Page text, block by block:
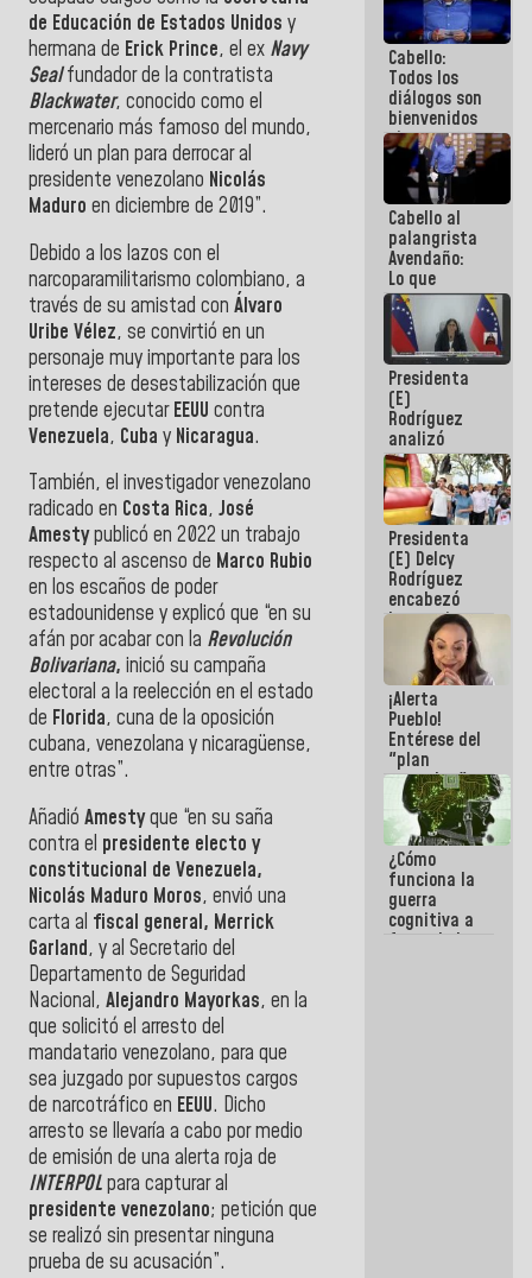
de Educación de Estados Unidos y
hermana de Erick Prince, el ex Navy
Sealfundador de la contratista
Blackwater, conocido como el
mercenario más famoso del mundo,
lideró un plan para derrocar al
presidente venezolano Nicolás
Maduro en diciembre de 2019”.
Debido a los lazos con el
narcoparamilitarismo colombiano, a
través de su amistad con Álvaro
Uribe Vélez, se convirtió en un
personaje muy importante para los
intereses de desestabilización que
pretende ejecutarEEUU contra
Venezuela, Cuba y Nicaragua.
También, el investigador venezolano
radicado en Costa Rica, José
Amestypublicó en 2022 un trabajo
respecto al ascenso de Marco Rubio
en los escaños de poder
estadounidense y explicó que “en su
afán por acabar con la Revolución
Bolivariana, inició su campaña
electoral a la reelección en el estado
de Florida, cuna de la oposición
cubana, venezolana y nicaragüense,
entre otras”.
Añadió Amestyque “en su saña
contra el presidente electo y
constitucional de Venezuela,
Nicolás Maduro Moros, envió una
carta al fiscal general, Merrick
Garland, y al Secretario del
Departamento de Seguridad
Nacional, Alejandro Mayorkas, en la
que solicitó el arresto del
mandatario venezolano, para que
sea juzgado por supuestos cargos
de narcotráfico en EEUU. Dicho
arresto se llevaría a cabo por medio
de emisión de una alerta roja de
INTERPOLpara capturar al
presidente venezolano; petición que
se realizó sin presentar ninguna
prueba de su acusación”.
acuerdan
primer
encuentro
presencial
para el
diálogo
Cabello:
Todos los
diálogos son
bienvenidos
siempre que
estén en el
marco de la
Constitución
de la
República
Cabello al
palangrista
Avendaño:
Lo que
vayas a
escribir
hazlo hoy
por que no
sabemos si
la semana
que viene
hay
programa
Presidenta
(E)
Rodríguez
analizó
junto a
gobernadores
planes de
recuperación
del Sistema
Eléctrico
Nacional
Presidenta
(E) Delcy
Rodríguez
encabezó
lanzamiento
del Plan
Nacional de
Recreación
Vacacional
¡Alerta
Pueblo!
Entérese del
"plan
enjambre"
de La Sayo
para
sabotear el
diálogo y
promover el
caos
¿Cómo
funciona la
guerra
cognitiva a
favor de la